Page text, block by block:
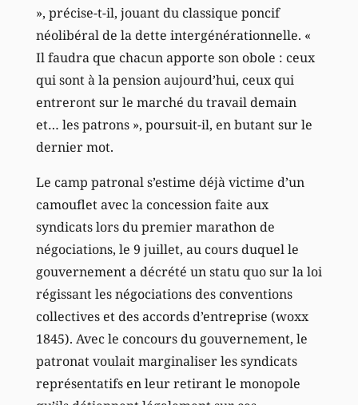
», précise-t-il, jouant du classique poncif
néolibéral de la dette intergénérationnelle. «
Il faudra que chacun apporte son obole : ceux
qui sont à la pension aujourd’hui, ceux qui
entreront sur le marché du travail demain
et… les patrons », poursuit-il, en butant sur le
dernier mot.
Le camp patronal s’estime déjà victime d’un
camouflet avec la concession faite aux
syndicats lors du premier marathon de
négociations, le 9 juillet, au cours duquel le
gouvernement a décrété un statu quo sur la loi
régissant les négociations des conventions
collectives et des accords d’entreprise (woxx
1845). Avec le concours du gouvernement, le
patronat voulait marginaliser les syndicats
représentatifs en leur retirant le monopole